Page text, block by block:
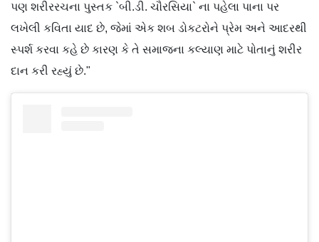
પણ શરીરરચના પુસ્તક `બી.ડી. ચૌરસિયા` ના પહેલા પાના પર
લખેલી કવિતા યાદ છે, જેમાં એક શબ ડોકટરોને પ્રેમ અને આદરથી
સ્પર્શ કરવા કહે છે કારણ કે તે સમાજના કલ્યાણ માટે પોતાનું શરીર
દાન કરી રહ્યું છે."